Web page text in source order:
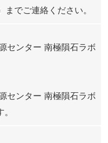
でご連絡ください。
センター 南極隕石ラボ
センター 南極隕石ラボ